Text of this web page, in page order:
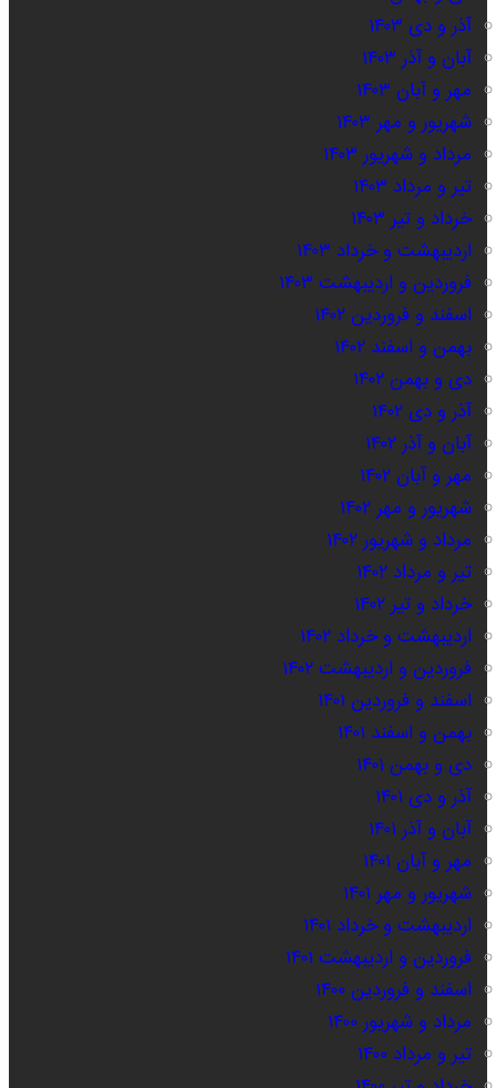
آذر و دی ۱۴۰۳
آبان و آذر ۱۴۰۳
مهر و آبان ۱۴۰۳
شهریور و مهر ۱۴۰۳
مرداد و شهریور ۱۴۰۳
تیر و مرداد ۱۴۰۳
خرداد و تیر ۱۴۰۳
اردیبهشت و خرداد ۱۴۰۳
فروردین و اردیبهشت ۱۴۰۳
اسفند و فروردین ۱۴۰۲
بهمن و اسفند ۱۴۰۲
دی و بهمن ۱۴۰۲
آذر و دی ۱۴۰۲
آبان و آذر ۱۴۰۲
مهر و آبان ۱۴۰۲
شهریور و مهر ۱۴۰۲
مرداد و شهریور ۱۴۰۲
تیر و مرداد ۱۴۰۲
خرداد و تیر ۱۴۰۲
اردیبهشت و خرداد ۱۴۰۲
فروردین و اردیبهشت ۱۴۰۲
اسفند و فروردین ۱۴۰۱
بهمن و اسفند ۱۴۰۱
دی و بهمن ۱۴۰۱
آذر و دی ۱۴۰۱
آبان و آذر ۱۴۰۱
مهر و آبان ۱۴۰۱
شهریور و مهر ۱۴۰۱
اردیبهشت و خرداد ۱۴۰۱
فروردین و اردیبهشت ۱۴۰۱
اسفند و فروردین ۱۴۰۰
مرداد و شهریور ۱۴۰۰
تیر و مرداد ۱۴۰۰